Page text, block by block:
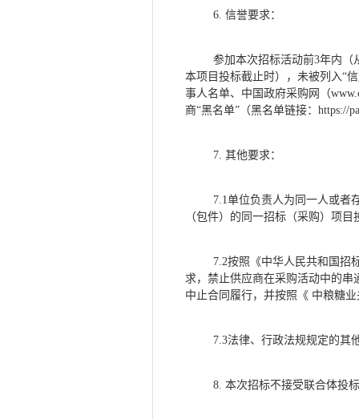
6. 信誉要求：
参加本次招标活动前3年内（
本项目投标截止时），未被列入“
事人名单、中国政府采购网（
商“黑名单”（黑名单链接：https://
7. 其他要求：
7.1单位负责人为同一人或者
（包件）的同一招标（采购）项目
7.2按照《中华人民共和国招
求，禁止供应商在采购活动中的
中止合同履行，并按照《 中粮糖
7.3法律、行政法规规定的其
8. 本次招标不接受联合体投